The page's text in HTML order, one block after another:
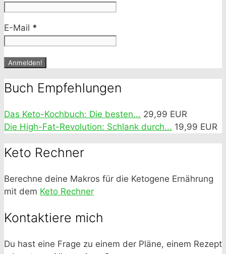
E-Mail *
Buch Empfehlungen
Das Keto-Kochbuch: Die besten... 29,99 EUR
Die High-Fat-Revolution: Schlank durch... 19,99 EUR
Keto Rechner
Berechne deine Makros für die Ketogene Ernährung
mit dem Keto Rechner
Kontaktiere mich
Du hast eine Frage zu einem der Pläne, einem Rezept